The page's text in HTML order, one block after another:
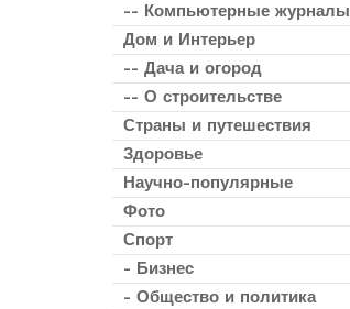
-- Компьютерные журналы
Дом и Интерьер
-- Дача и огород
-- О строительстве
Страны и путешествия
Здоровье
Научно-популярные
Фото
Спорт
- Бизнес
- Общество и политика